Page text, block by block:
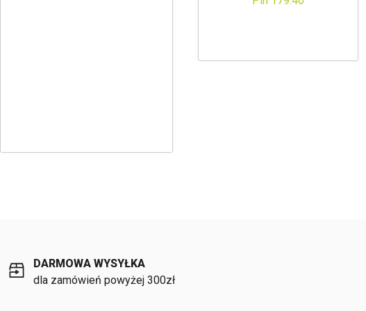
DARMOWA WYSYŁKA
dla zamówień powyżej 300zł